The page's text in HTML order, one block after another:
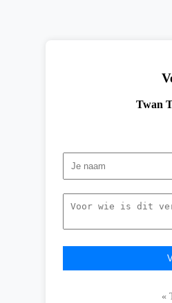
Twan
«